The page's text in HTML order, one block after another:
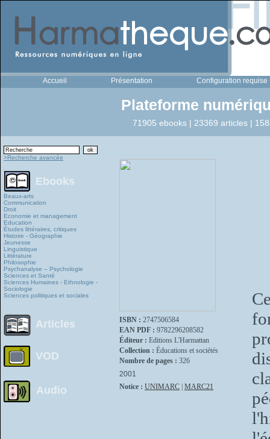
Accueil Présentation Configuration requise
Plateforme
71905 ebooks | 23369 articles |
>Recherche avancée
Ebooks
Beaux-arts
Communication
Droit
Economie et management
Education
Études littéraires, critiques
Histoire - Géographie
Jeunesse
Linguistique
Littérature
Philosophie
Psychanalyse – Psychologie
Sciences et Santé
Sciences Humaines - Ethnologie -
Sociologie
Sciences politiques et sociales
Articles
VOD
Audio
ISBN : 2747506584
EAN PDF : 9782296208582
Éditeur : Editions L'Harmattan
Collection : Éducations et sociétés
Nombre de pages : 326
2001
Notice : UNIMARC MARC21